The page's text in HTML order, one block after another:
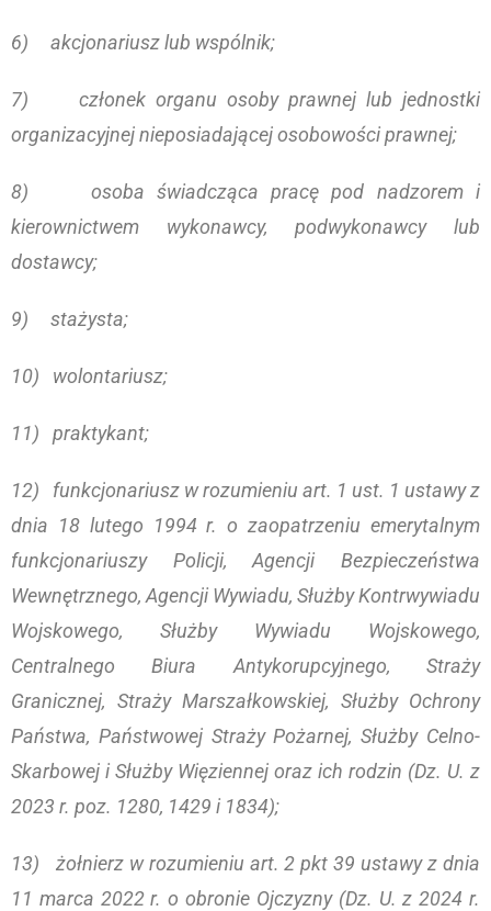
6) akcjonariusz lub wspólnik;
7) członek organu osoby prawnej lub jednostki
organizacyjnej nieposiadającej osobowości prawnej;
8) osoba świadcząca pracę pod nadzorem i
kierownictwem wykonawcy, podwykonawcy lub
dostawcy;
9) stażysta;
10) wolontariusz;
11) praktykant;
12) funkcjonariusz w rozumieniu art. 1 ust. 1 ustawy z
dnia 18 lutego 1994 r. o zaopatrzeniu emerytalnym
funkcjonariuszy Policji, Agencji Bezpieczeństwa
Wewnętrznego, Agencji Wywiadu, Służby Kontrwywiadu
Wojskowego, Służby Wywiadu Wojskowego,
Centralnego Biura Antykorupcyjnego, Straży
Granicznej, Straży Marszałkowskiej, Służby Ochrony
Państwa, Państwowej Straży Pożarnej, Służby Celno-
Skarbowej i Służby Więziennej oraz ich rodzin (Dz. U. z
2023 r. poz. 1280, 1429 i 1834);
13) żołnierz w rozumieniu art. 2 pkt 39 ustawy z dnia
11 marca 2022 r. o obronie Ojczyzny (Dz. U. z 2024 r.